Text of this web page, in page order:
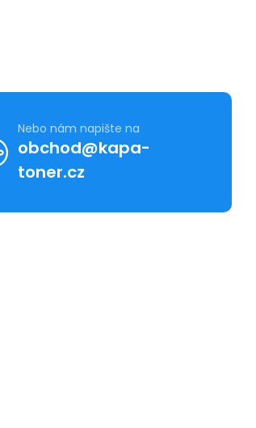
Nebo nám napište na
obchod@kapa-
toner.cz